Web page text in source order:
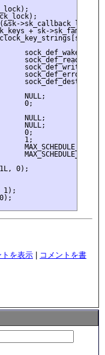
>sk_callback_lock,
+ sk->sk_family,
sock_def_wakeup;
sock_def_readable;
sock_def_destruct;
NULL;
0;
NULL;
NULL;
0;
1;
0);
1);
を表示
コメントを書